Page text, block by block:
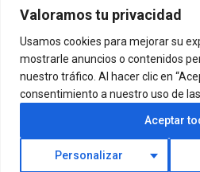
Valoramos tu privacidad
Usamos cookies para mejorar su
mostrarle anuncios o contenidos
nuestro tráfico. Al hacer clic en
consentimiento a nuestro uso de las
Personalizar
Aceptar
Copyright 2002 - 2026 ©